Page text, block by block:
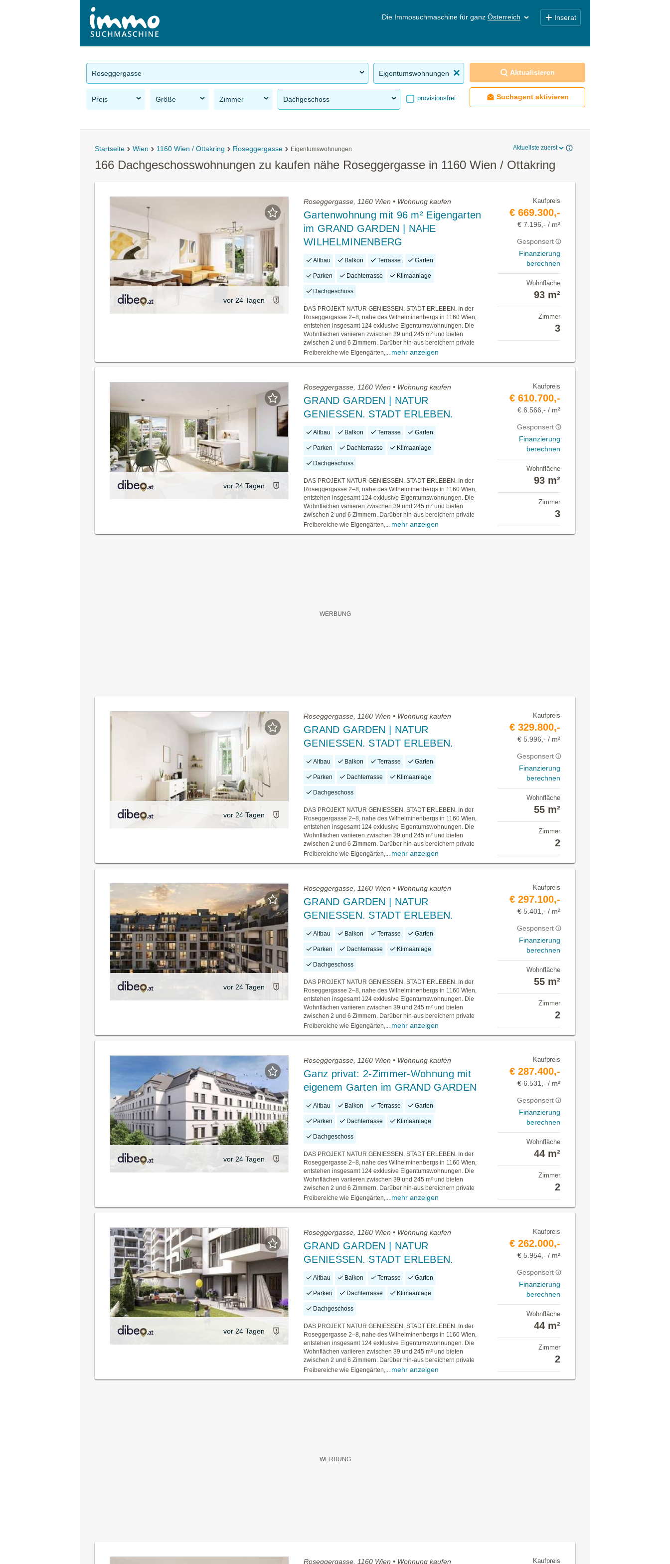
Die Immosuchmaschine für ganz Österreich Inserat
Roseggergasse Eigentumswohnungen
Preis Größe Zimmer Dachgeschoss provisionsfrei
Aktualisieren
Suchagent aktivieren
Startseite Wien 1160 Wien / Ottakring Roseggergasse Eigentumswohnungen Aktuellste zuerst
166 Dachgeschosswohnungen zu kaufen nähe Roseggergasse in 1160 Wien / Ottakring
vor 24 Tagen
Roseggergasse, 1160 Wien • Wohnung kaufen
Gartenwohnung mit 96 m² Eigengarten
im GRAND GARDEN | NAHE
WILHELMINENBERG
Altbau Balkon Terrasse Garten
Parken Dachterrasse Klimaanlage
Dachgeschoss
DAS PROJEKT NATUR GENIESSEN. STADT ERLEBEN. In der
Roseggergasse 2–8, nahe des Wilhelminenbergs in 1160 Wien,
entstehen insgesamt 124 exklusive Eigentumswohnungen. Die
Wohnflächen variieren zwischen 39 und 245 m² und bieten
zwischen 2 und 6 Zimmern. Darüber hin-aus bereichern private
Freibereiche wie Eigengärten,... mehr anzeigen
Kaufpreis
€ 669.300,-
€ 7.196,- / m²
Gesponsert
Finanzierung
berechnen
Wohnfläche
93 m²
Zimmer
3
vor 24 Tagen
Roseggergasse, 1160 Wien • Wohnung kaufen
GRAND GARDEN | NATUR
GENIESSEN. STADT ERLEBEN.
Altbau Balkon Terrasse Garten
Parken Dachterrasse Klimaanlage
Dachgeschoss
DAS PROJEKT NATUR GENIESSEN. STADT ERLEBEN. In der
Roseggergasse 2–8, nahe des Wilhelminenbergs in 1160 Wien,
entstehen insgesamt 124 exklusive Eigentumswohnungen. Die
Wohnflächen variieren zwischen 39 und 245 m² und bieten
zwischen 2 und 6 Zimmern. Darüber hin-aus bereichern private
Freibereiche wie Eigengärten,... mehr anzeigen
Kaufpreis
€ 610.700,-
€ 6.566,- / m²
Gesponsert
Finanzierung
berechnen
Wohnfläche
93 m²
Zimmer
3
vor 24 Tagen
Roseggergasse, 1160 Wien • Wohnung kaufen
GRAND GARDEN | NATUR
GENIESSEN. STADT ERLEBEN.
Altbau Balkon Terrasse Garten
Parken Dachterrasse Klimaanlage
Dachgeschoss
DAS PROJEKT NATUR GENIESSEN. STADT ERLEBEN. In der
Roseggergasse 2–8, nahe des Wilhelminenbergs in 1160 Wien,
entstehen insgesamt 124 exklusive Eigentumswohnungen. Die
Wohnflächen variieren zwischen 39 und 245 m² und bieten
zwischen 2 und 6 Zimmern. Darüber hin-aus bereichern private
Freibereiche wie Eigengärten,... mehr anzeigen
Kaufpreis
€ 329.800,-
€ 5.996,- / m²
Gesponsert
Finanzierung
berechnen
Wohnfläche
55 m²
Zimmer
2
vor 24 Tagen
Roseggergasse, 1160 Wien • Wohnung kaufen
GRAND GARDEN | NATUR
GENIESSEN. STADT ERLEBEN.
Altbau Balkon Terrasse Garten
Parken Dachterrasse Klimaanlage
Dachgeschoss
DAS PROJEKT NATUR GENIESSEN. STADT ERLEBEN. In der
Roseggergasse 2–8, nahe des Wilhelminenbergs in 1160 Wien,
entstehen insgesamt 124 exklusive Eigentumswohnungen. Die
Wohnflächen variieren zwischen 39 und 245 m² und bieten
zwischen 2 und 6 Zimmern. Darüber hin-aus bereichern private
Freibereiche wie Eigengärten,... mehr anzeigen
Kaufpreis
€ 297.100,-
€ 5.401,- / m²
Gesponsert
Finanzierung
berechnen
Wohnfläche
55 m²
Zimmer
2
vor 24 Tagen
Roseggergasse, 1160 Wien • Wohnung kaufen
Ganz privat: 2-Zimmer-Wohnung mit
eigenem Garten im GRAND GARDEN
Altbau Balkon Terrasse Garten
Parken Dachterrasse Klimaanlage
Dachgeschoss
DAS PROJEKT NATUR GENIESSEN. STADT ERLEBEN. In der
Roseggergasse 2–8, nahe des Wilhelminenbergs in 1160 Wien,
entstehen insgesamt 124 exklusive Eigentumswohnungen. Die
Wohnflächen variieren zwischen 39 und 245 m² und bieten
zwischen 2 und 6 Zimmern. Darüber hin-aus bereichern private
Freibereiche wie Eigengärten,... mehr anzeigen
Kaufpreis
€ 287.400,-
€ 6.531,- / m²
Gesponsert
Finanzierung
berechnen
Wohnfläche
44 m²
Zimmer
2
vor 24 Tagen
Roseggergasse, 1160 Wien • Wohnung kaufen
GRAND GARDEN | NATUR
GENIESSEN. STADT ERLEBEN.
Altbau Balkon Terrasse Garten
Parken Dachterrasse Klimaanlage
Dachgeschoss
DAS PROJEKT NATUR GENIESSEN. STADT ERLEBEN. In der
Roseggergasse 2–8, nahe des Wilhelminenbergs in 1160 Wien,
entstehen insgesamt 124 exklusive Eigentumswohnungen. Die
Wohnflächen variieren zwischen 39 und 245 m² und bieten
zwischen 2 und 6 Zimmern. Darüber hin-aus bereichern private
Freibereiche wie Eigengärten,... mehr anzeigen
Kaufpreis
€ 262.000,-
€ 5.954,- / m²
Gesponsert
Finanzierung
berechnen
Wohnfläche
44 m²
Zimmer
2
Roseggergasse, 1160 Wien • Wohnung kaufen Kaufpreis